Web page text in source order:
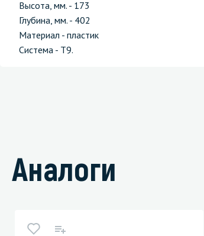
Высота, мм. - 173
Глубина, мм. - 402
Материал - пластик
Система - T9.
Аналоги